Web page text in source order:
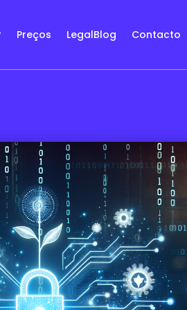
Preços LegalBlog Contacto